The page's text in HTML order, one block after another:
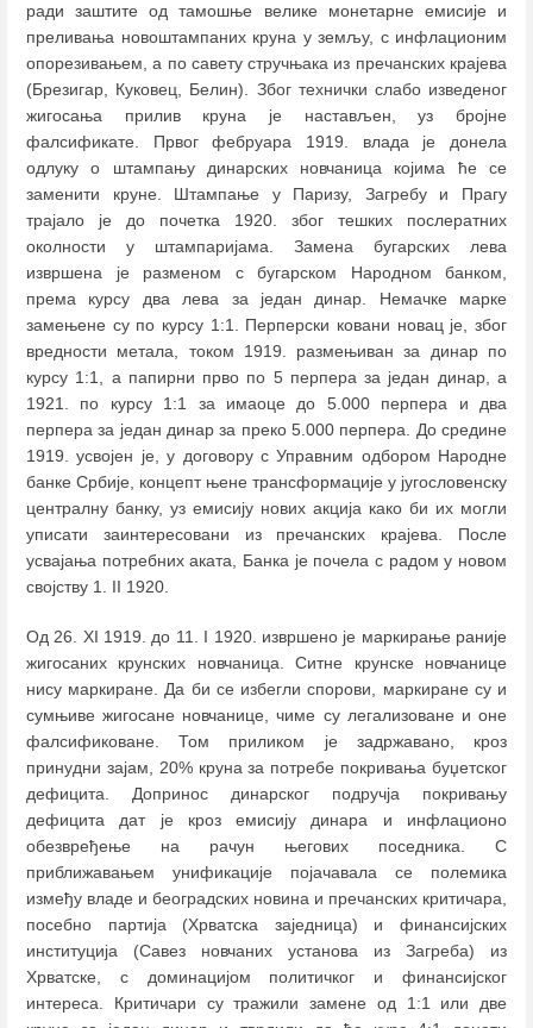
ради заштите од тамошње велике монетарне емисије и
преливања новоштампаних круна у земљу, с инфлационим
опорезивањем, а по савету стручњака из пречанских крајева
(Брезигар, Куковец, Белин). Због технички слабо изведеног
жигосања прилив круна је настављен, уз бројне
фалсификате. Првог фебруара 1919. влада је донела
одлуку о штампању динарских новчаница којима ће се
заменити круне. Штампање у Паризу, Загребу и Прагу
трајало је до почетка 1920. због тешких послератних
околности у штампаријама. Замена бугарских лева
извршена је разменом с бугарском Народном банком,
према курсу два лева за један динар. Немачке марке
замењене су по курсу 1:1. Перперски ковани новац је, због
вредности метала, током 1919. размењиван за динар по
курсу 1:1, а папирни прво по 5 перпера за један динар, а
1921. по курсу 1:1 за имаоце до 5.000 перпера и два
перпера за један динар за преко 5.000 перпера. До средине
1919. усвојен је, у договору с Управним одбором Народне
банке Србије, концепт њене трансформације у југословенску
централну банку, уз емисију нових акција како би их могли
уписати заинтересовани из пречанских крајева. После
усвајања потребних аката, Банка је почела с радом у новом
својству 1. II 1920.
Од 26. XI 1919. до 11. I 1920. извршено је маркирање раније
жигосаних крунских новчаница. Ситне крунске новчанице
нису маркиране. Да би се избегли спорови, маркиране су и
сумњиве жигосане новчанице, чиме су легализоване и оне
фалсификоване. Том приликом је задржавано, кроз
принудни зајам, 20% круна за потребе покривања буџетског
дефицита. Допринос динарског подручја покривању
дефицита дат је кроз емисију динара и инфлационо
обезвређење на рачун његових поседника. С
приближавањем унификације појачавала се полемика
између владе и београдских новина и пречанских критичара,
посебно партија (Хрватска заједница) и финансијских
институција (Савез новчаних установа из Загреба) из
Хрватске, с доминацијом политичког и финансијског
интереса. Критичари су тражили замене од 1:1 или две